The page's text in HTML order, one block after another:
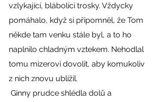
vzlykající, blábolící trosky. Vždycky
pomáhalo, když si připomněl, že Tom
někde tam venku stále byl, a to ho
naplnilo chladným vztekem. Nehodlal
tomu mizerovi dovolit, aby komukoliv
z nich znovu ublížil.